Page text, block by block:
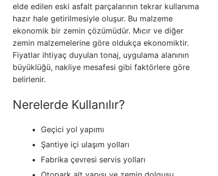
elde edilen eski asfalt parçalarının tekrar kullanıma
hazır hale getirilmesiyle oluşur. Bu malzeme
ekonomik bir zemin çözümüdür. Mıcır ve diğer
zemin malzemelerine göre oldukça ekonomiktir.
Fiyatlar ihtiyaç duyulan tonaj, uygulama alanının
büyüklüğü, nakliye mesafesi gibi faktörlere göre
belirlenir.
Nerelerde Kullanılır?
Geçici yol yapımı
Şantiye içi ulaşım yolları
Fabrika çevresi servis yolları